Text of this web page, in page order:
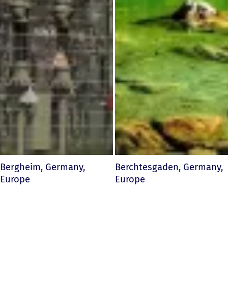
Bergheim, Germany,
Europe
Berchtesgaden, Germany,
Europe